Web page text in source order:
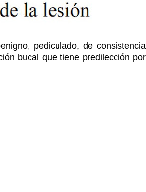
pediculado, de consistencia
bucal que tiene predilección por